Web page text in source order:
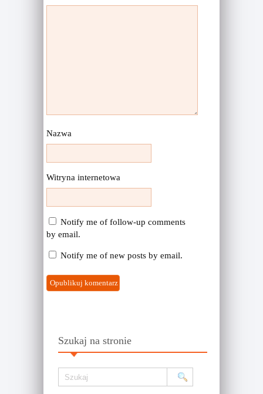
Nazwa
Witryna internetowa
Notify me of follow-up comments
by email.
Notify me of new posts by email.
Szukaj na stronie